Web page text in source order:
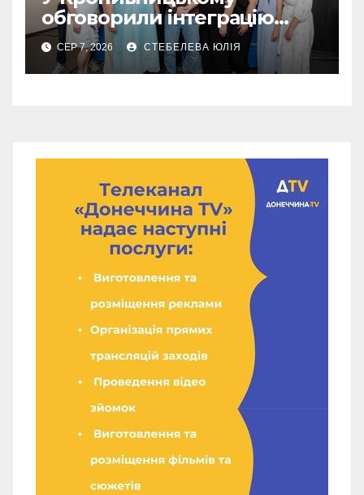
обговорили інтеграцію
літніх переселенців
СЕР 7, 2026 СТЕБЕЛЕВА ЮЛІЯ